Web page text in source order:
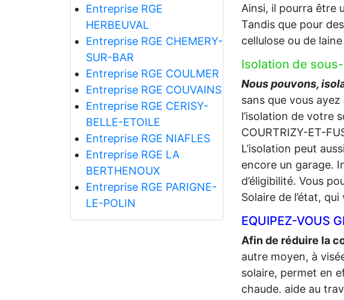
Entreprise RGE
HERBEUVAL
Entreprise RGE CHEMERY-
SUR-BAR
Entreprise RGE COULMER
Entreprise RGE COUVAINS
Entreprise RGE CERISY-
BELLE-ETOILE
Entreprise RGE NIAFLES
Entreprise RGE LA
BERTHENOUX
Entreprise RGE PARIGNE-
LE-POLIN
Ainsi, il pourra être
Tandis que pour
cellulose ou de
Isolation de
Nous pouvons,
sans que vous
l’isolation de votre
COURTRIZY-ET-
L’isolation peut
encore un garage.
d’éligibilité. Vous
Solaire de l’état,
EQUIPEZ-VOUS
Afin de réduire la
autre moyen, à
solaire, permet en
chaude. aide au